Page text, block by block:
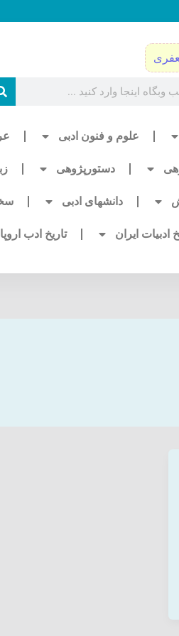
علوم و فنون ادبی
دستورپژوهی
دانشهای ادبی
ادبیات ایران تاریخ ادب اروپا